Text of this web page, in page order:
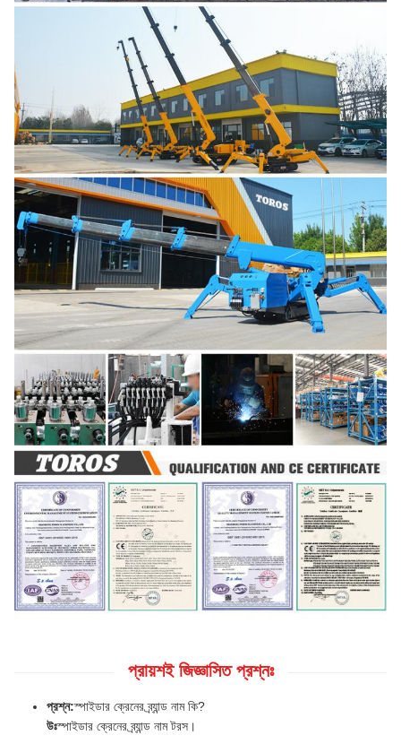
প্রায়শই জিজ্ঞাসিত প্রশ্নঃ
প্রশ্ন:স্পাইডার ক্রেনের ব্র্যান্ড নাম কি?
উঃস্পাইডার ক্রেনের ব্র্যান্ড নাম টরস।